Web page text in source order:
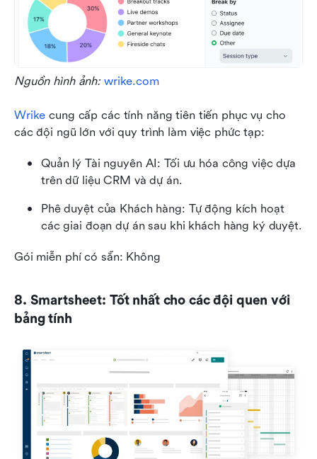
Nguồn hình ảnh: wrike.com
Wrike cung cấp các tính năng tiên tiến phục vụ cho
các đội ngũ lớn với quy trình làm việc phức tạp:
Quản lý Tài nguyên AI: Tối ưu hóa công việc dựa
trên dữ liệu CRM và dự án.
Phê duyệt của Khách hàng: Tự động kích hoạt
các giai đoạn dự án sau khi khách hàng ký duyệt.
Gói miễn phí có sẵn: Không
8. Smartsheet: Tốt nhất cho các đội quen với
bảng tính